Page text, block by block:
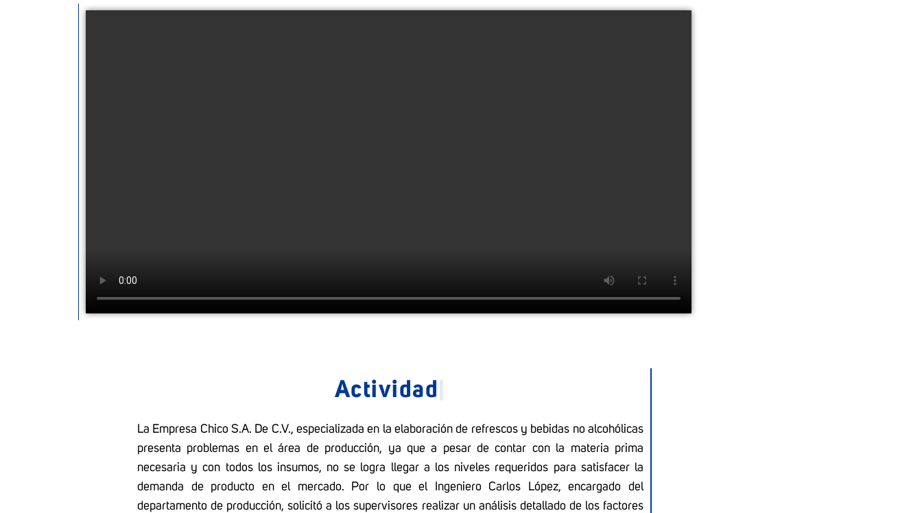
Activid|
La Empresa Chico S.A. De C.V., especializada en la elaboración de refrescos y bebidas no alcohólicas
presenta problemas en el área de producción, ya que a pesar de contar con la materia prima
necesaria y con todos los insumos, no se logra llegar a los niveles requeridos para satisfacer la
demanda de producto en el mercado. Por lo que el Ingeniero Carlos López, encargado del
departamento de producción, solicitó a los supervisores realizar un análisis detallado de los factores